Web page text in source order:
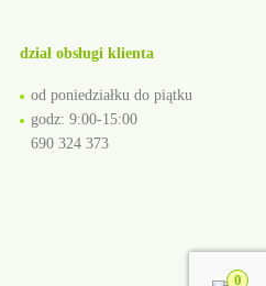
0
dział obsługi klienta
od poniedziałku do piątku
godz: 9:00-15:00
690 324 373